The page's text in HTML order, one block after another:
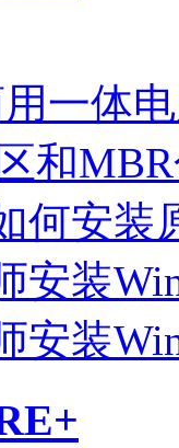
一体
和
何安装
安装
安装